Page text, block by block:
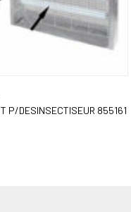
P/DESINSECTISEUR 855161